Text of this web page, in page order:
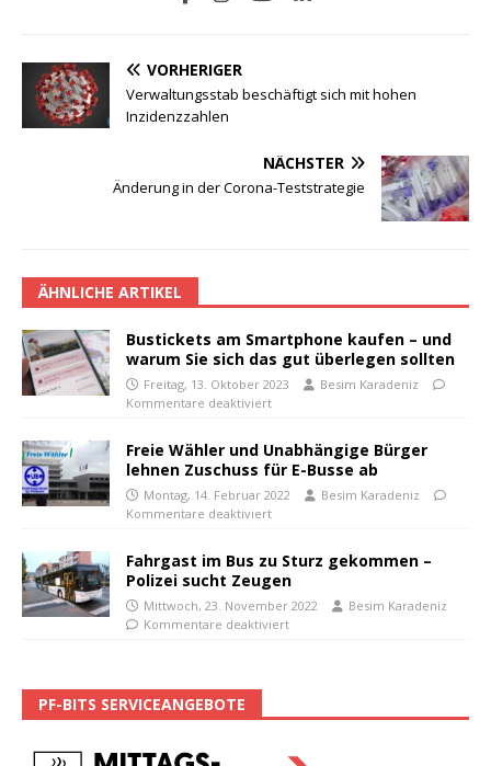
VORHERIGER
Verwaltungsstab beschäftigt sich mit hohen
Inzidenzzahlen
NÄCHSTER
Änderung in der Corona-Teststrategie
ÄHNLICHE ARTIKEL
Bustickets am Smartphone kaufen – und
warum Sie sich das gut überlegen sollten
Freitag, 13. Oktober 2023
Besim Karadeniz
Kommentare deaktiviert
Freie Wähler und Unabhängige Bürger
lehnen Zuschuss für E-Busse ab
Montag, 14. Februar 2022
Besim Karadeniz
Kommentare deaktiviert
Fahrgast im Bus zu Sturz gekommen –
Polizei sucht Zeugen
Mittwoch, 23. November 2022
Besim Karadeniz
Kommentare deaktiviert
PF-BITS SERVICEANGEBOTE